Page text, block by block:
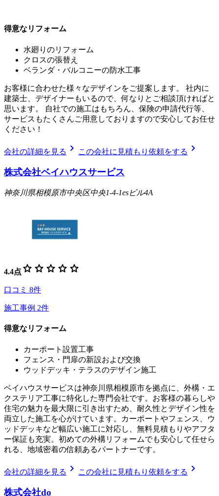
得意なリフォーム
水廻りのリフォーム
クロスの張替え
ベランダ・バルコニーの防水工事
お客様に合わせた様々なデザインをご提案します。 社内に
建築士、デザイナーもいるので、何なりとご相談頂ければと
思います。 自社での施工はもちろん、保険の申請代行等、
サービスもたくさんご用意しておりますので安心してお任せ
ください！
会社の詳細を見る chevron_right この会社に見積もり依頼をする chevron_right
株式会社ベイハウスサービス
神奈川県相模原市中央区中央1-4-1esビル4A
4.4点 star star star star star
口コミ 8件
施工事例 2件
得意なリフォーム
カーポート設置工事
フェンス・門扉の新設および交換
ウッドデッキ・テラスのデザイン施工
ベイハウスサービスは神奈川県相模原市を拠点に、外構・エ
クステリア工事に特化した専門会社です。お客様の暮らしや
住宅の魅力を最大限に引き出すため、耐久性とデザイン性を
両立した施工を心がけています。カーポートやフェンス、ウ
ッドデッキなど幅広い施工に対応し、無料見積もりやアフタ
ー保証も充実。初めての外構リフォームでも安心して任せら
れる、地域密着の信頼あるパートナーです。
会社の詳細を見る chevron_right この会社に見積もり依頼をする chevron_right
株式会社do